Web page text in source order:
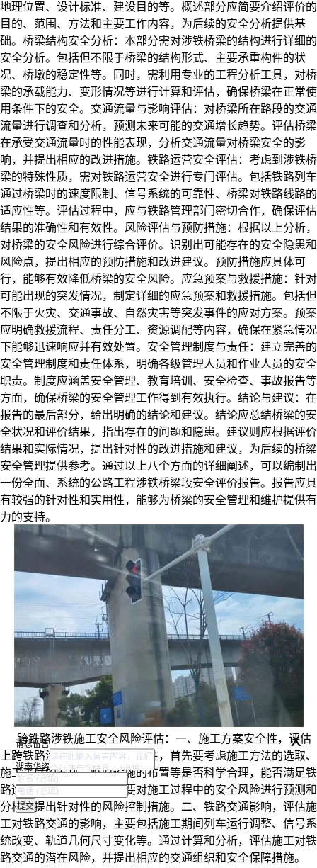
地理位置、设计标准、建设目的等。概述部分应简要介绍评价的
目的、范围、方法和主要工作内容，为后续的安全分析提供基
础。 桥梁结构安全分析： 本部分需对涉铁桥梁的结构进行详细的
安全分析。包括但不限于桥梁的结构形式、主要承重构件的状
况、桥墩的稳定性等。同时，需利用专业的工程分析工具，对桥
梁的承载能力、变形情况等进行计算和评估，确保桥梁在正常使
用条件下的安全。 交通流量与影响评估： 对桥梁所在路段的交通
流量进行调查和分析，预测未来可能的交通增长趋势。评估桥梁
在承受交通流量时的性能表现，分析交通流量对桥梁安全的影
响，并提出相应的改进措施。 铁路运营安全评估： 考虑到涉铁桥
梁的特殊性质，需对铁路运营安全进行专门评估。包括铁路列车
通过桥梁时的速度限制、信号系统的可靠性、桥梁对铁路线路的
适应性等。评估过程中，应与铁路管理部门密切合作，确保评估
结果的准确性和有效性。 风险评估与预防措施： 根据以上分析，
对桥梁的安全风险进行综合评价。识别出可能存在的安全隐患和
风险点，提出相应的预防措施和改进建议。预防措施应具体可
行，能够有效降低桥梁的安全风险。 应急预案与救援措施： 针对
可能出现的突发情况，制定详细的应急预案和救援措施。包括但
不限于火灾、交通事故、自然灾害等突发事件的应对方案。预案
应明确救援流程、责任分工、资源调配等内容，确保在紧急情况
下能够迅速响应并有效处置。 安全管理制度与责任： 建立完善的
安全管理制度和责任体系，明确各级管理人员和作业人员的安全
职责。制度应涵盖安全管理、教育培训、安全检查、事故报告等
方面，确保桥梁的安全管理工作得到有效执行。 结论与建议： 在
报告的最后部分，给出明确的结论和建议。结论应总结桥梁的安
全状况和评价结果，指出存在的问题和隐患。建议则应根据评价
结果和实际情况，提出针对性的改进措施和建议，为后续的桥梁
安全管理提供参考。 通过以上八个方面的详细阐述，可以编制出
一份全面、系统的公路工程涉铁桥梁段安全评价报告。报告应具
有较强的针对性和实用性，能够为桥梁的安全管理和维护提供有
力的支持。
跨铁路涉铁施工安全风险评估： 一、施工方案安全性， 评估
上跨铁路涉铁施工方案的安全性，首先要考虑施工方法的选取、
施工工序的安排、临时设施的布置等是否科学合理，能否满足铁
路运营安全要求。同时，要对施工过程中的安全风险进行预测和
分析，提出针对性的风险控制措施。 二、铁路交通影响， 评估施
工对铁路交通的影响，主要包括施工期间列车运行调整、信号系
统改变、轨道几何尺寸变化等。通过计算和分析，评估施工对铁
路交通的潜在风险，并提出相应的交通组织和安全保障措施。
请您留言 x
湖南华咨